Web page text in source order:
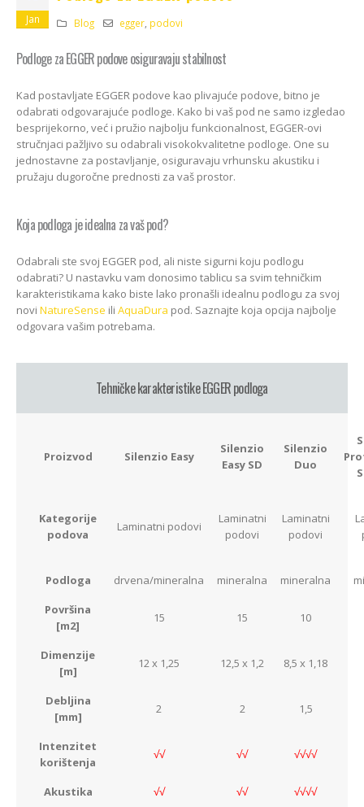
Jan Blog egger podovi
Podloge za EGGER podove osiguravaju stabilnost
Kad postavljate EGGER podove kao plivajuće podove, bitno je
odabrati odgovarajuće podloge. Kako bi vaš pod ne samo izgledao
besprijekorno, već i pružio najbolju funkcionalnost, EGGER-ovi
stručnjaci pažljivo su odabrali visokokvalitetne podloge. One su
jednostavne za postavljanje, osiguravaju vrhunsku akustiku i
pružaju dugoročne prednosti za vaš prostor.
Koja podloga je idealna za vaš pod?
Odabrali ste svoj EGGER pod, ali niste sigurni koju podlogu
odabrati? U nastavku vam donosimo tablicu sa svim tehničkim
karakteristikama kako biste lako pronašli idealnu podlogu za svoj
novi NatureSense ili AquaDura pod. Saznajte koja opcija najbolje
odgovara vašim potrebama.
Tehničke karakteristike EGGER podloga
Proizvod Silenzio Easy
Silenzio
Easy SD
Silenzio
Duo
Kategorije
podova
Laminatni podovi
Laminatni
podovi
Laminatni
podovi
Podloga drvena/mineralna mineralna mineralna
Površina
[m2]
15 15 10
Dimenzije
[m]
12 x 1,25 12,5 x 1,2 8,5 x 1,18
Debljina
[mm]
2 2 1,5
Intenzitet
korištenja
√√ √√ √√√√
Akustika √√ √√
√√√√
Kako odabrati pravi
format podnih daski?
15/01/2025
Podloge za EGGER
15/01/2025
Inspiracija bez
Pogledajte kako
spaja i najzahtjevnije
kutove